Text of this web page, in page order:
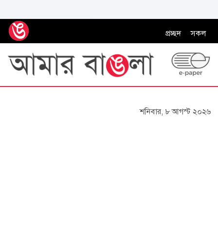
প্রচ্ছদ সকল
শনিবার, ৮ আগস্ট ২০২৬